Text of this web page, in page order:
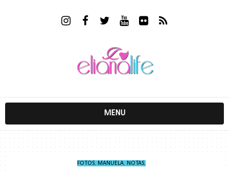
MENU
FOTOS, MANUELA, NOTAS,